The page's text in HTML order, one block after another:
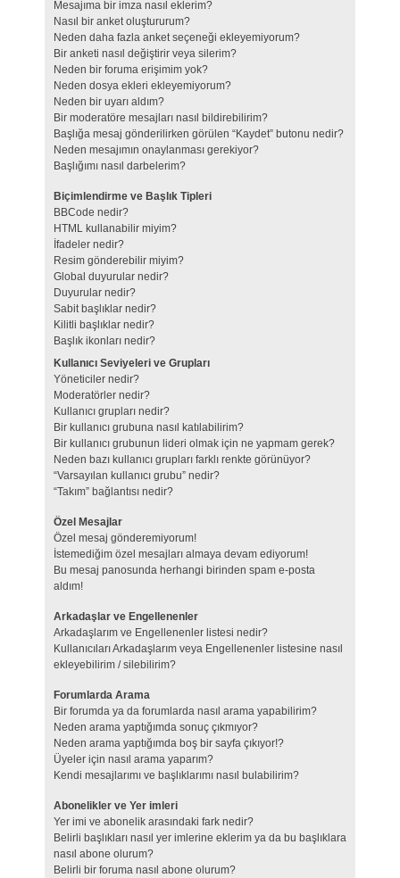
Mesajıma bir imza nasıl eklerim?
Nasıl bir anket oluştururum?
Neden daha fazla anket seçeneği ekleyemiyorum?
Bir anketi nasıl değiştirir veya silerim?
Neden bir foruma erişimim yok?
Neden dosya ekleri ekleyemiyorum?
Neden bir uyarı aldım?
Bir moderatöre mesajları nasıl bildirebilirim?
Başlığa mesaj gönderilirken görülen “Kaydet” butonu nedir?
Neden mesajımın onaylanması gerekiyor?
Başlığımı nasıl darbelerim?
Biçimlendirme ve Başlık Tipleri
BBCode nedir?
HTML kullanabilir miyim?
İfadeler nedir?
Resim gönderebilir miyim?
Global duyurular nedir?
Duyurular nedir?
Sabit başlıklar nedir?
Kilitli başlıklar nedir?
Başlık ikonları nedir?
Kullanıcı Seviyeleri ve Grupları
Yöneticiler nedir?
Moderatörler nedir?
Kullanıcı grupları nedir?
Bir kullanıcı grubuna nasıl katılabilirim?
Bir kullanıcı grubunun lideri olmak için ne yapmam gerek?
Neden bazı kullanıcı grupları farklı renkte görünüyor?
“Varsayılan kullanıcı grubu” nedir?
“Takım” bağlantısı nedir?
Özel Mesajlar
Özel mesaj gönderemiyorum!
İstemediğim özel mesajları almaya devam ediyorum!
Bu mesaj panosunda herhangi birinden spam e-posta
aldım!
Arkadaşlar ve Engellenenler
Arkadaşlarım ve Engellenenler listesi nedir?
Kullanıcıları Arkadaşlarım veya Engellenenler listesine nasıl
ekleyebilirim / silebilirim?
Forumlarda Arama
Bir forumda ya da forumlarda nasıl arama yapabilirim?
Neden arama yaptığımda sonuç çıkmıyor?
Neden arama yaptığımda boş bir sayfa çıkıyor!?
Üyeler için nasıl arama yaparım?
Kendi mesajlarımı ve başlıklarımı nasıl bulabilirim?
Abonelikler ve Yer imleri
Yer imi ve abonelik arasındaki fark nedir?
Belirli başlıkları nasıl yer imlerine eklerim ya da bu başlıklara
nasıl abone olurum?
Belirli bir foruma nasıl abone olurum?